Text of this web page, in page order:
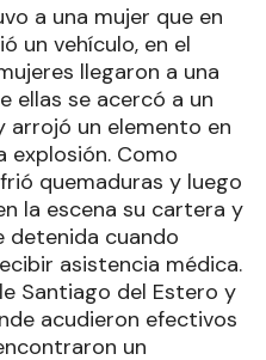
a una mujer que en
un vehículo, en el
llegaron a una
ellas se acercó a un
arrojó un elemento en
explosión. Como
quemaduras y luego
la escena su cartera y
detenida cuando
asistencia médica.
Santiago del Estero y
acudieron efectivos
un